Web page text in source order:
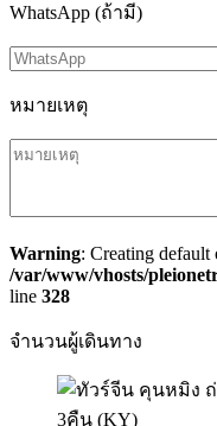
WhatsApp (ถ้ามี)
หมายเหตุ
Warning: Creating
/var/www/vhosts/
line 328
จำนวนผู้เดินทาง